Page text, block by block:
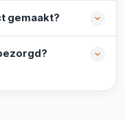
gemaakt?